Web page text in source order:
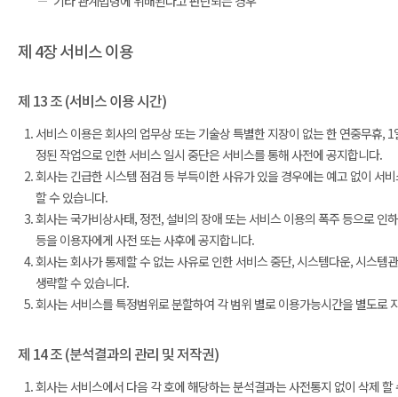
제 4장 서비스 이용
제 13 조 (서비스 이용 시간)
서비스 이용은 회사의 업무상 또는 기술상 특별한 지장이 없는 한 연중무휴,
정된 작업으로 인한 서비스 일시 중단은 서비스를 통해 사전에 공지합니다.
회사는 긴급한 시스템 점검 등 부득이한 사유가 있을 경우에는 예고 없이 서
할 수 있습니다.
회사는 국가비상사태, 정전, 설비의 장애 또는 서비스 이용의 폭주 등으로
등을 이용자에게 사전 또는 사후에 공지합니다.
회사는 회사가 통제할 수 없는 사유로 인한 서비스 중단, 시스템다운, 시스
생략할 수 있습니다.
회사는 서비스를 특정범위로 분할하여 각 범위 별로 이용가능시간을 별도로
제 14 조 (분석결과의 관리 및 저작권)
회사는 서비스에서 다음 각 호에 해당하는 분석결과는 사전통지 없이 삭제 할